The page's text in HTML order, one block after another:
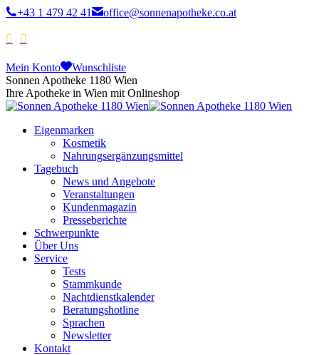
+43 1 479 42 41 office@sonnenapotheke.co.at
Mein Konto
Wunschliste
Sonnen Apotheke 1180 Wien
Ihre Apotheke in Wien mit Onlineshop
Eigenmarken
Kosmetik
Nahrungsergänzungsmittel
Tagebuch
News und Angebote
Veranstaltungen
Kundenmagazin
Presseberichte
Schwerpunkte
Über Uns
Service
Tests
Stammkunde
Nachtdienstkalender
Beratungshotline
Sprachen
Newsletter
Kontakt